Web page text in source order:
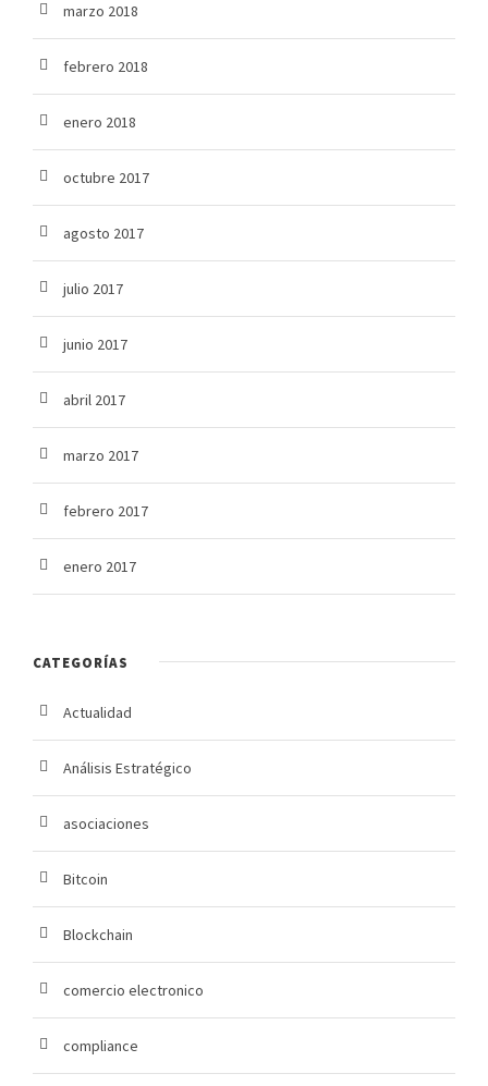
marzo 2018
febrero 2018
enero 2018
octubre 2017
agosto 2017
julio 2017
junio 2017
abril 2017
marzo 2017
febrero 2017
enero 2017
CATEGORÍAS
Actualidad
Análisis Estratégico
asociaciones
Bitcoin
Blockchain
comercio electronico
compliance